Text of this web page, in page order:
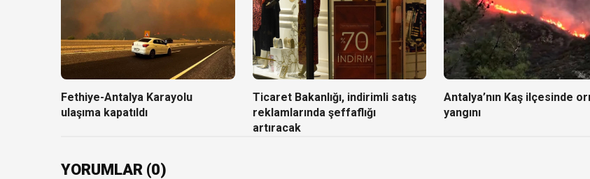
Fethiye-Antalya Karayolu
ulaşıma kapatıldı
Ticaret Bakanlığı, indirimli satış
reklamlarında şeffaflığı
artıracak
Antalya’nın Kaş ilçesinde
yangını
YORUMLAR (0)